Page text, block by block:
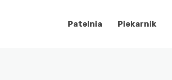
Patelnia Piekarnik